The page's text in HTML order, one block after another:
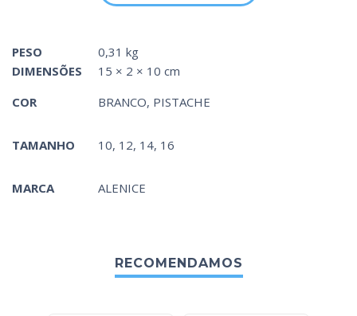
PESO
0,31 kg
DIMENSÕES
15 × 2 × 10 cm
COR
BRANCO, PISTACHE
TAMANHO 10, 12, 14, 16
MARCA ALENICE
RECOMENDAMOS